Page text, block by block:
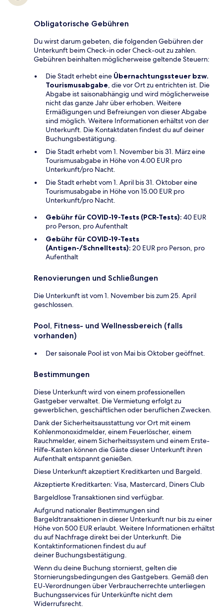
Obligatorische Gebühren
Du wirst darum gebeten, die folgenden Gebühren der
Unterkunft beim Check-in oder Check-out zu zahlen.
Gebühren beinhalten möglicherweise geltende Steuern:
Die Stadt erhebt eine Übernachtungssteuer bzw.
Tourismusabgabe, die vor Ort zu entrichten ist. Die
Abgabe ist saisonabhängig und wird möglicherweise
nicht das ganze Jahr über erhoben. Weitere
Ermäßigungen und Befreiungen von dieser Abgabe
sind möglich. Weitere Informationen erhältst von der
Unterkunft. Die Kontaktdaten findest du auf deiner
Buchungsbestätigung.
Die Stadt erhebt vom 1. November bis 31. März eine
Tourismusabgabe in Höhe von 4.00 EUR pro
Unterkunft/pro Nacht.
Die Stadt erhebt vom 1. April bis 31. Oktober eine
Tourismusabgabe in Höhe von 15.00 EUR pro
Unterkunft/pro Nacht.
Gebühr für COVID-19-Tests (PCR-Tests): 40 EUR
pro Person, pro Aufenthalt
Gebühr für COVID-19-Tests
(Antigen-/Schnelltests): 20 EUR pro Person, pro
Aufenthalt
Renovierungen und Schließungen
Die Unterkunft ist vom 1. November bis zum 25. April
geschlossen.
Pool, Fitness- und Wellnessbereich (falls
vorhanden)
Der saisonale Pool ist von Mai bis Oktober geöffnet.
Bestimmungen
Diese Unterkunft wird von einem professionellen
Gastgeber verwaltet. Die Vermietung erfolgt zu
gewerblichen, geschäftlichen oder beruflichen Zwecken.
Dank der Sicherheitsausstattung vor Ort mit einem
Kohlenmonoxidmelder, einem Feuerlöscher, einem
Rauchmelder, einem Sicherheitssystem und einem Erste-
Hilfe-Kasten können die Gäste dieser Unterkunft ihren
Aufenthalt entspannt genießen.
Diese Unterkunft akzeptiert Kreditkarten und Bargeld.
Akzeptierte Kreditkarten: Visa, Mastercard, Diners Club
Bargeldlose Transaktionen sind verfügbar.
Aufgrund nationaler Bestimmungen sind
Bargeldtransaktionen in dieser Unterkunft nur bis zu einer
Höhe von 500 EUR erlaubt. Weitere Informationen erhältst
du auf Nachfrage direkt bei der Unterkunft. Die
Kontaktinformationen findest du auf
deiner Buchungsbestätigung.
Wenn du deine Buchung stornierst, gelten die
Stornierungsbedingungen des Gastgebers. Gemäß den
EU-Verordnungen über Verbraucherrechte unterliegen
Buchungsservices für Unterkünfte nicht dem
Widerrufsrecht.